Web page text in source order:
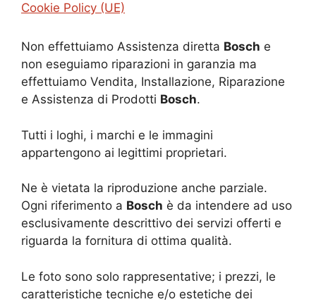
Cookie Policy (UE)
Non effettuiamo Assistenza diretta Bosch e
non eseguiamo riparazioni in garanzia ma
effettuiamo Vendita, Installazione, Riparazione
e Assistenza di Prodotti Bosch.
Tutti i loghi, i marchi e le immagini
appartengono ai legittimi proprietari.
Ne è vietata la riproduzione anche parziale.
Ogni riferimento a Bosch è da intendere ad uso
esclusivamente descrittivo dei servizi offerti e
riguarda la fornitura di ottima qualità.
Le foto sono solo rappresentative; i prezzi, le
caratteristiche tecniche e/o estetiche dei